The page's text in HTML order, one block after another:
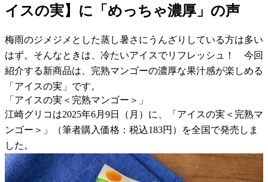
イスの実】に「めっちゃ濃厚」の声
梅雨のジメジメとした蒸し暑さにうんざりしている方は多い
はず。そんなときは、冷たいアイスでリフレッシュ！ 今回
紹介する新商品は、完熟マンゴーの濃厚な果汁感が楽しめる
「アイスの実」です。
「アイスの実＜完熟マンゴー＞」
江崎グリコは2025年6月9日（月）に、「アイスの実＜完熟マ
ンゴー＞」（筆者購入価格：税込183円）を全国で発売しま
した。